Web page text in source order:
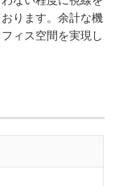
ります。余計な機
ィス空間を実現し